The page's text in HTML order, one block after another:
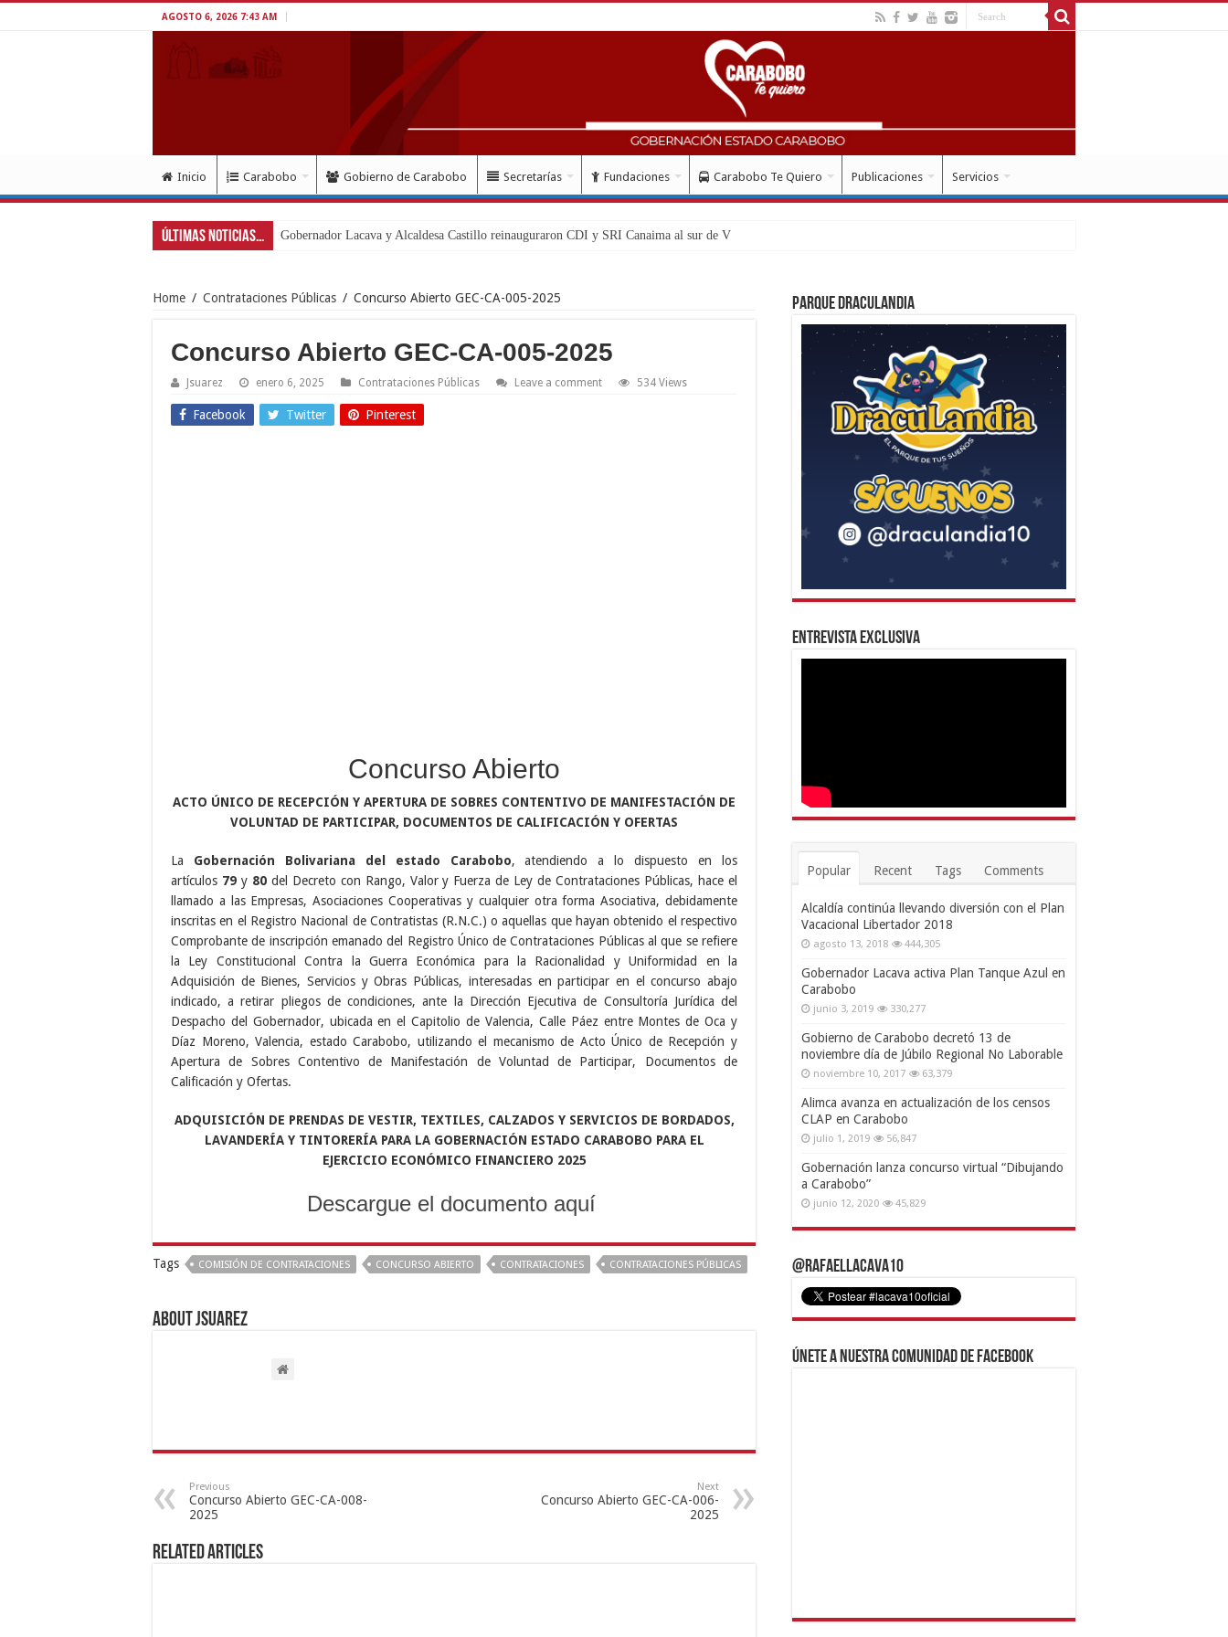
AGOSTO 6, 2026 7:43 AM
Inicio Carabobo Gobierno de Carabobo Secretarías Fundaciones Carabobo Te Quiero Publicaciones Servicios
Últimas Noticias... Inaug
Home / Contrataciones Públicas / Concurso Abierto GEC-CA-005-2025
Concurso Abierto GEC-CA-005-2025
Jsuarez enero 6, 2025 Contrataciones Públicas Leave a comment 534 Views
Facebook Twitter Pinterest
Concurso Abierto
ACTO ÚNICO DE RECEPCIÓN Y APERTURA DE SOBRES CONTENTIVO DE MANIFESTACIÓN DE
VOLUNTAD DE PARTICIPAR, DOCUMENTOS DE CALIFICACIÓN Y OFERTAS
La Gobernación Bolivariana del estado Carabobo, atendiendo a lo dispuesto en los
artículos 79y 80del Decreto con Rango, Valor y Fuerza de Ley de Contrataciones Públicas, hace el
llamado a las Empresas, Asociaciones Cooperativas y cualquier otra forma Asociativa, debidamente
inscritas en el Registro Nacional de Contratistas (R.N.C.) o aquellas que hayan obtenido el respectivo
Comprobante de inscripción emanado del Registro Único de Contrataciones Públicas al que se refiere
la Ley Constitucional Contra la Guerra Económica para la Racionalidad y Uniformidad en la
Adquisición de Bienes, Servicios y Obras Públicas, interesadas en participar en el concurso abajo
indicado, a retirar pliegos de condiciones, ante la Dirección Ejecutiva de Consultoría Jurídica del
Despacho del Gobernador, ubicada en el Capitolio de Valencia, Calle Páez entre Montes de Oca y
Díaz Moreno, Valencia, estado Carabobo, utilizando el mecanismo de Acto Único de Recepción y
Apertura de Sobres Contentivo de Manifestación de Voluntad de Participar, Documentos de
Calificación y Ofertas.
ADQUISICIÓN DE PRENDAS DE VESTIR, TEXTILES, CALZADOS Y SERVICIOS DE BORDADOS,
LAVANDERÍA Y TINTORERÍA PARA LA GOBERNACIÓN ESTADO CARABOBO PARA EL
EJERCICIO ECONÓMICO FINANCIERO 2025
Descargue el documento aquí
Tags COMISIÓN DE CONTRATACIONES CONCURSO ABIERTO CONTRATACIONES CONTRATACIONES PÚBLICAS
About Jsuarez
Previous
Concurso Abierto GEC-CA-008-
2025
Next
Concurso Abierto GEC-CA-006-
2025
Related Articles
Parque Draculandia
Entrevista Exclusiva
Popular Recent Tags Comments
Alcaldía continúa llevando diversión con el Plan
Vacacional Libertador 2018
agosto 13, 2018 444,305
Gobernador Lacava activa Plan Tanque Azul en
Carabobo
junio 3, 2019 330,277
Gobierno de Carabobo decretó 13 de
noviembre día de Júbilo Regional No Laborable
noviembre 10, 2017 63,379
Alimca avanza en actualización de los censos
CLAP en Carabobo
julio 1, 2019 56,847
Gobernación lanza concurso virtual “Dibujando
a Carabobo”
junio 12, 2020 45,829
@RafaelLacava10
Únete a nuestra comunidad de Facebook